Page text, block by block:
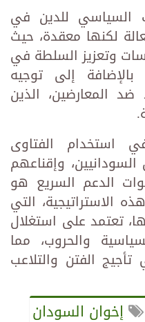
السياسي للدين في
لكنها معقدة، حيث
وتعزيز السلطة في
بالإضافة إلى توجيه
المعارضين، الذين
استخدام الفتاوى
وإقناعهم
الدعم السريع هو
الاستراتيجية، التي
تعتمد على استغلال
والحروب، مما
الفتن والتلاعب
إخوان السودان